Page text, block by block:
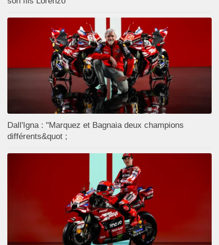
Dall'Igna : "Marquez et Bagnaia deux champions
différents&quot ;